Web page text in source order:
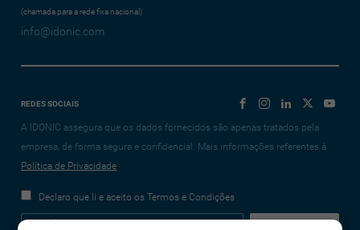
(chamada para a rede fixa nacional)
info@idonic.com
REDES SOCIAIS
A IDONIC assegura que os dados fornecidos são apenas tratados pela
empresa, de forma segura e confidencial. Mais informações referentes à
Política de Privacidade
Declaro que li e aceito os Termos e Condições